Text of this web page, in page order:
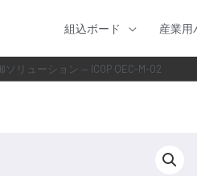
組込ボード 産業用
リューション — ICOP QEC-M-02